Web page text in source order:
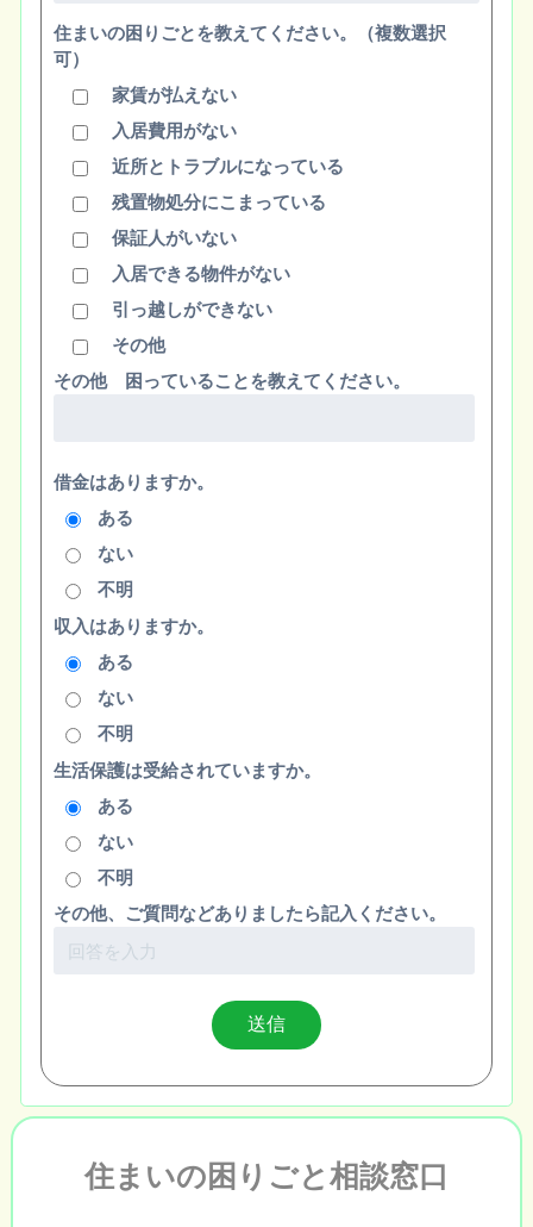
住まいの困りごとを教えてください。（複数選択
可）
家賃が払えない
入居費用がない
近所とトラブルになっている
残置物処分にこまっている
保証人がいない
入居できる物件がない
引っ越しができない
その他
その他 困っていることを教えてください。
借金はありますか。
ある
ない
不明
収入はありますか。
ある
ない
不明
生活保護は受給されていますか。
ある
ない
不明
その他、ご質問などありましたら記入ください。
住まいの困りごと相談窓口